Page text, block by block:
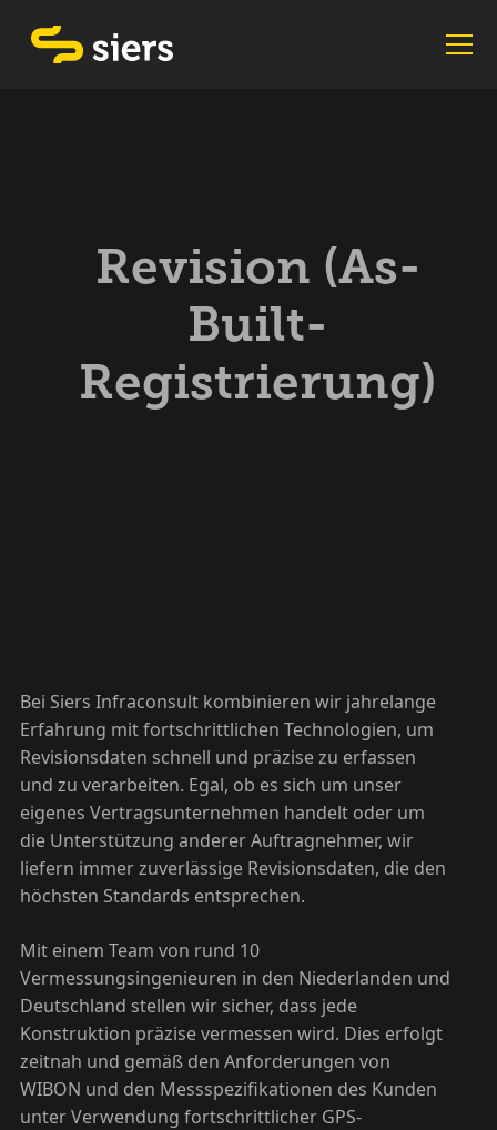
Revision (As-
Built-
Registrierung)
Bei Siers Infraconsult kombinieren wir jahrelange
Erfahrung mit fortschrittlichen Technologien, um
Revisionsdaten schnell und präzise zu erfassen
und zu verarbeiten. Egal, ob es sich um unser
eigenes Vertragsunternehmen handelt oder um
die Unterstützung anderer Auftragnehmer, wir
liefern immer zuverlässige Revisionsdaten, die den
höchsten Standards entsprechen.
Mit einem Team von rund 10
Vermessungsingenieuren in den Niederlanden und
Deutschland stellen wir sicher, dass jede
Konstruktion präzise vermessen wird. Dies erfolgt
zeitnah und gemäß den Anforderungen von
WIBON und den Messspezifikationen des Kunden
unter Verwendung fortschrittlicher GPS-